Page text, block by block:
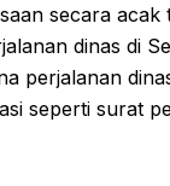
secara
dinas di
perjalanan
seperti surat